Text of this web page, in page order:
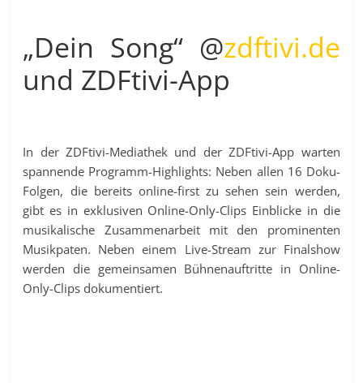
„Dein Song“ @zdftivi.de
und ZDFtivi-App
In der ZDFtivi-Mediathek und der ZDFtivi-App warten
spannende Programm-Highlights: Neben allen 16 Doku-
Folgen, die bereits online-first zu sehen sein werden,
gibt es in exklusiven Online-Only-Clips Einblicke in die
musikalische Zusammenarbeit mit den prominenten
Musikpaten. Neben einem Live-Stream zur Finalshow
werden die gemeinsamen Bühnenauftritte in Online-
Only-Clips dokumentiert.